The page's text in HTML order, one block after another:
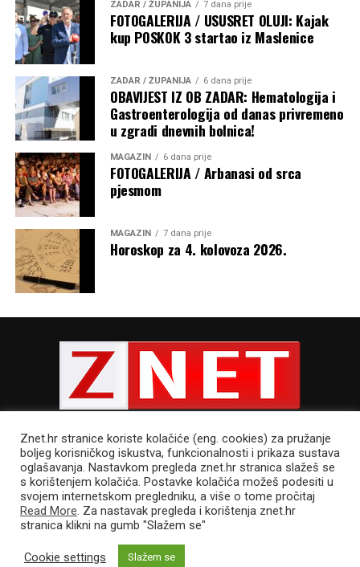
ZADAR / ŽUPANIJA 7 dana prije
FOTOGALERIJA / USUSRET OLUJI: Kajak
kup POSKOK 3 startao iz Maslenice
ZADAR / ŽUPANIJA 6 dana prije
OBAVIJEST IZ OB ZADAR: Hematologija i
Gastroenterologija od danas privremeno
u zgradi dnevnih bolnica!
MAGAZIN 6 dana prije
FOTOGALERIJA / Arbanasi od srca
pjesmom
MAGAZIN 7 dana prije
Horoskop za 4. kolovoza 2026.
POLITIKA PRIVATNOSTI UVJETI KORIŠTENJA
IMPRESSUM
CJENIK OGLAŠAVANJA
Znet.hr stranice koriste kolačiće (eng. cookies) za pružanje
boljeg korisničkog iskustva, funkcionalnosti i prikaza sustava
oglašavanja. Nastavkom pregleda znet.hr stranica slažeš se
s korištenjem kolačića. Postavke kolačića možeš podesiti u
svojem internetskom pregledniku, a više o tome pročitaj
Read More. Za nastavak pregleda i korištenja znet.hr
stranica klikni na gumb "Slažem se"
Cookie settings Slažem se